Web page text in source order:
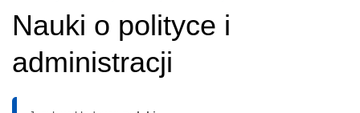
Nauki o polityce i
administracji